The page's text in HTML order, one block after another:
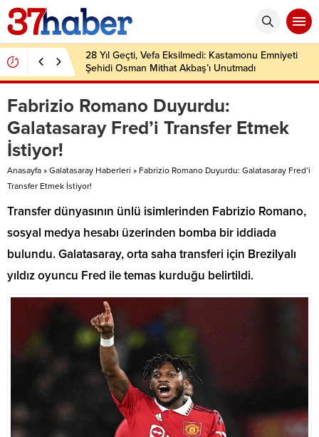
28 Yıl Geçti, Vefa Eksilmedi: Kastamonu Emniyeti
Şehidi Osman Mithat Akbaş’ı Unutmadı
Fabrizio Romano Duyurdu:
Galatasaray Fred’i Transfer Etmek
İstiyor!
Anasayfa » Galatasaray Haberleri » Fabrizio Romano Duyurdu: Galatasaray Fred’i
Transfer Etmek İstiyor!
Transfer dünyasının ünlü isimlerinden Fabrizio Romano,
sosyal medya hesabı üzerinden bomba bir iddiada
bulundu. Galatasaray, orta saha transferi için Brezilyalı
yıldız oyuncu Fred ile temas kurduğu belirtildi.